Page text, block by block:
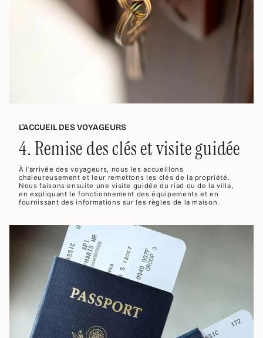
L'ACCUEIL DES VOYAGEURS
4. Remise des clés et visite guidée
À l’arrivée des voyageurs, nous les accueillons
chaleureusement et leur remettons les clés de la propriété.
Nous faisons ensuite une visite guidée du riad ou de la villa,
en expliquant le fonctionnement des équipements et en
fournissant des informations sur les règles de la maison.